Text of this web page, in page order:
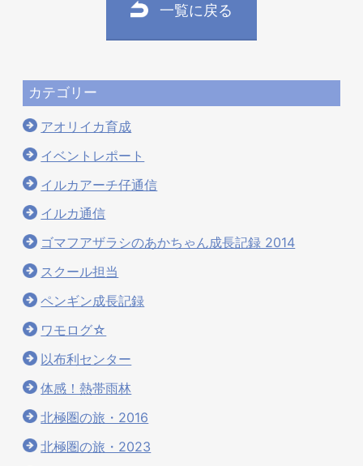
一覧に戻る
カテゴリー
アオリイカ育成
イベントレポート
イルカアーチ仔通信
イルカ通信
ゴマフアザラシのあかちゃん成長記録 2014
スクール担当
ペンギン成長記録
ワモログ☆
以布利センター
体感！熱帯雨林
北極圏の旅・2016
北極圏の旅・2023